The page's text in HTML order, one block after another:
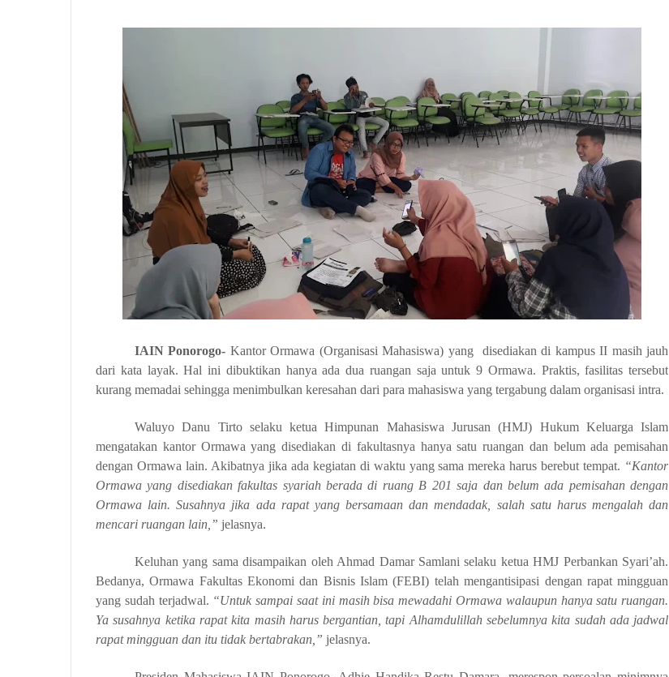
IAIN Ponorogo- Kantor Ormawa (Organisasi Mahasiswa) yang
disediakan di kampus II masih jauh
dari kata layak. Hal ini dibuktikan hanya ada dua ruangan saja untuk 9 Ormawa. Praktis, fasilitas tersebut
kurang memadai sehingga menimbulkan keresahan dari para mahasiswa yang tergabung dalam organisasi intra.
Waluyo Danu Tirto selaku ketua Himpunan Mahasiswa Jurusan (HMJ) Hukum Keluarga Islam
mengatakan kantor Ormawa yang disediakan di fakultasnya hanya satu ruangan dan belum ada pemisahan
dengan Ormawa lain. Akibatnya jika ada kegiatan di waktu yang sama mereka harus berebut tempat. “Kantor
Ormawa yang disediakan fakultas syariah berada di ruang B 201 saja dan belum ada pemisahan dengan
Ormawa lain. Susahnya jika ada rapat yang bersamaan dan mendadak, salah satu harusmengalah dan
mencari ruangan lain ,” jelasnya.
Keluhan yang sama disampaikan oleh Ahmad Damar Samlani selaku ketua HMJ Perbankan Syari’ah.
Bedanya, Ormawa Fakultas Ekonomi dan Bisnis Islam (FEBI) telah mengantisipasi dengan rapat mingguan
yang sudah terjadwal. “Untuk sampai saat ini masih bisa mewadahi Ormawa walaupun hanya satu ruangan.
Ya susahnya ketika rapat kita masih harus bergantian, tapi Alhamdulillah sebelumnya kita sudah ada jadwal
rapat mingguan dan itu tidak bertabrakan,” jelasnya.